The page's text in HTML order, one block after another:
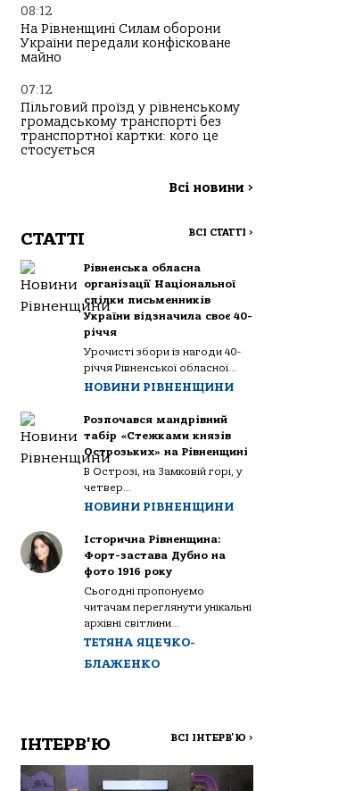
08:12
На Рівненщині Силам оборони
України передали конфісковане
майно
07:12
Пільговий проїзд у рівненському
громадському транспорті без
транспортної картки: кого це
стосується
Всі новини >
СТАТТІ ВСІ СТАТТІ >
Рівненська обласна
організації Національної
спілки письменників
України відзначила своє 40-
річчя
Урочисті збори із нагоди 40-
річчя Рівненської обласної...
НОВИНИ РІВНЕНЩИНИ
Розпочався мандрівний
табір «Стежками князів
Острозьких» на Рівненщині
В Острозі, на Замковій горі, у
четвер...
НОВИНИ РІВНЕНЩИНИ
Історична Рівненщина:
Форт-застава Дубно на
фото 1916 року
Сьогодні пропонуємо
читачам переглянути унікальні
архівні світлини...
ТЕТЯНА ЯЦЕЧКО-
БЛАЖЕНКО
ІНТЕРВ'Ю ВСІ ІНТЕРВ'Ю >